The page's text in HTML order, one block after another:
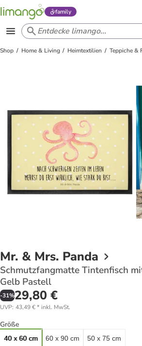
family
Shop Home & Living Heimtextilien Teppiche &
Mr. & Mrs. Panda
Schmutzfangmatte Tintenfisch
Gelb Pastell
-31%29,80 €
UVP: 43,49 €* inkl. MwSt.
Größe
40 x 60 cm 60 x 90 cm 50 x 75 cm